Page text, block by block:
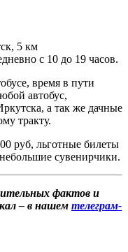
5 км
с 10 до 19 часов.
время в пути
автобус,
а так же дачные
тракту.
руб, льготные билеты
сувенирчики.
фактов и
– в нашем телеграм-